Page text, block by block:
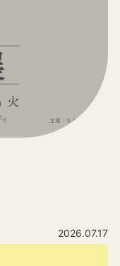
2026.07.17